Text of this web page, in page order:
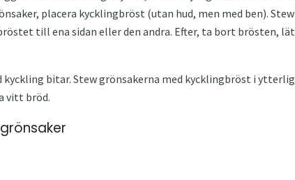
placera kycklingbröst (utan hud, men med ben).
till ena sidan eller den andra. Efter, ta bort brösten,
bitar. Stew grönsakerna med kycklingbröst i
vitt bröd.